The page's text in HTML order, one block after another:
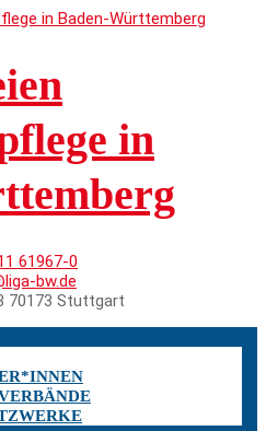
in
61967-0
bw.de
70173 Stuttgart